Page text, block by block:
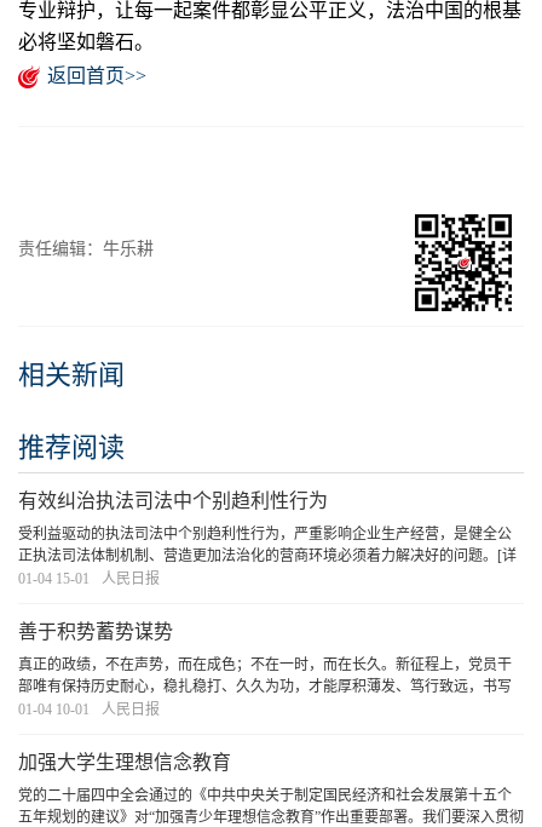
专业辩护，让每一起案件都彰显公平正义，法治中国的根基
必将坚如磐石。
返回首页>>
责任编辑：牛乐耕
相关新闻
推荐阅读
有效纠治执法司法中个别趋利性行为
受利益驱动的执法司法中个别趋利性行为，严重影响企业生产经营，是健全公
正执法司法体制机制、营造更加法治化的营商环境必须着力解决好的问题。 [详
细]
01-04 15-01 人民日报
善于积势蓄势谋势
真正的政绩，不在声势，而在成色；不在一时，而在长久。新征程上，党员干
部唯有保持历史耐心，稳扎稳打、久久为功，才能厚积薄发、笃行致远，书写
不负历史和人民的答卷。
01-04 10-01 人民日报
加强大学生理想信念教育
党的二十届四中全会通过的《中共中央关于制定国民经济和社会发展第十五个
五年规划的建议》对“加强青少年理想信念教育”作出重要部署。我们要深入贯彻